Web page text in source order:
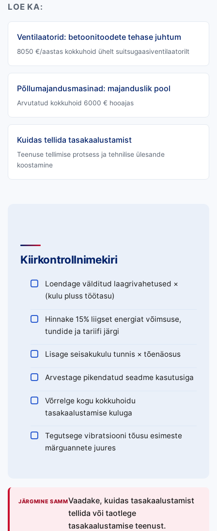
LOE KA:
Ventilaatorid: betoonitoodete tehase juhtum
8050 €/aastas kokkuhoid ühelt suitsugaasiventilaatorilt
Põllumajandusmasinad: majanduslik pool
Arvutatud kokkuhoid 6000 € hooajas
Kuidas tellida tasakaalustamist
Teenuse tellimise protsess ja tehnilise ülesande
koostamine
Kiirkontrollnimekiri
Loendage välditud laagrivahetused ×
(kulu pluss töötasu)
Hinnake 15% liigset energiat võimsuse,
tundide ja tariifi järgi
Lisage seisakukulu tunnis × tõenäosus
Arvestage pikendatud seadme kasutusiga
Võrrelge kogu kokkuhoidu
tasakaalustamise kuluga
Tegutsege vibratsiooni tõusu esimeste
märguannete juures
JÄRGMINE SAMMVaadake, kuidas tasakaalustamist
tellida või taotlege
tasakaalustamise teenust.